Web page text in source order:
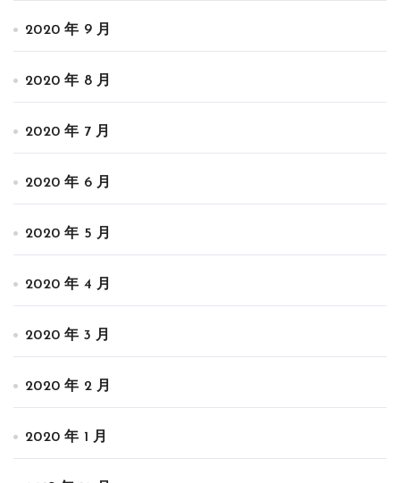
2020 年 9 月
2020 年 8 月
2020 年 7 月
2020 年 6 月
2020 年 5 月
2020 年 4 月
2020 年 3 月
2020 年 2 月
2020 年 1 月